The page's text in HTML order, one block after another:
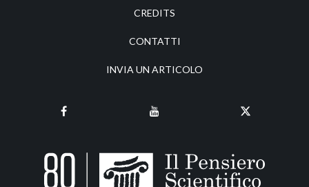
CREDITS
CONTATTI
INVIA UN ARTICOLO